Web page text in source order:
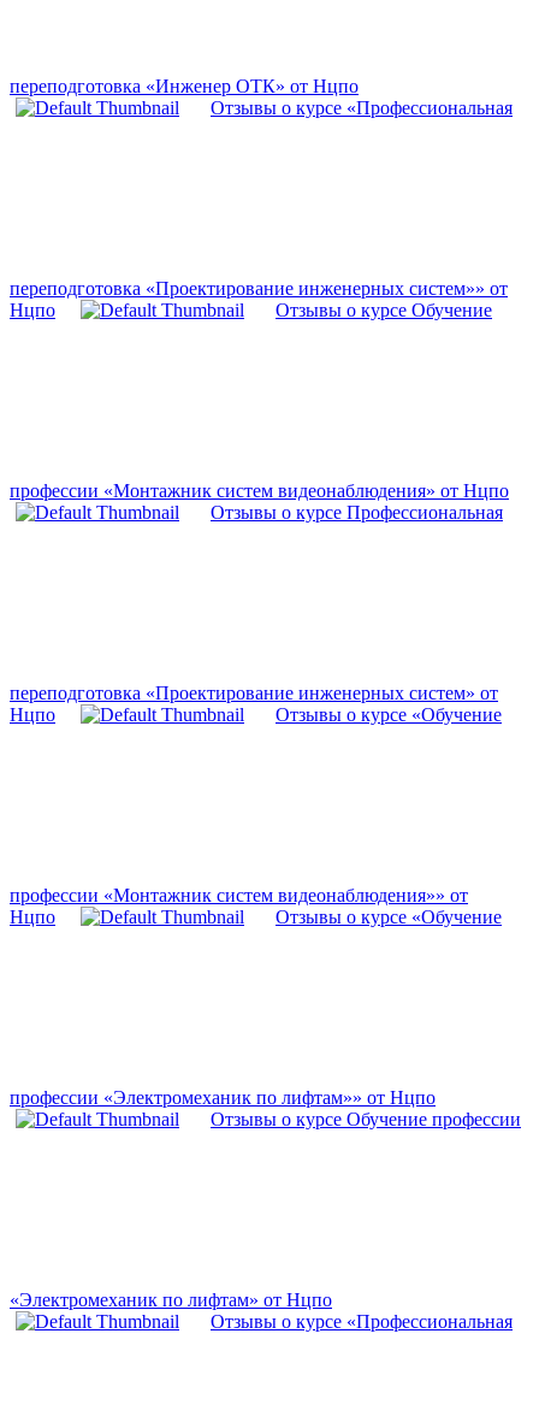
переподготовка «Инженер ОТК» от Нцпо
Отзывы о курсе «Профессиональная
переподготовка «Проектирование инженерных систем»» от
Нцпо
Отзывы о курсе Обучение
профессии «Монтажник систем видеонаблюдения» от Нцпо
Отзывы о курсе Профессиональная
переподготовка «Проектирование инженерных систем» от
Нцпо
Отзывы о курсе «Обучение
профессии «Монтажник систем видеонаблюдения»» от
Нцпо
Отзывы о курсе «Обучение
профессии «Электромеханик по лифтам»» от Нцпо
Отзывы о курсе Обучение профессии
«Электромеханик по лифтам» от Нцпо
Отзывы о курсе «Профессиональная